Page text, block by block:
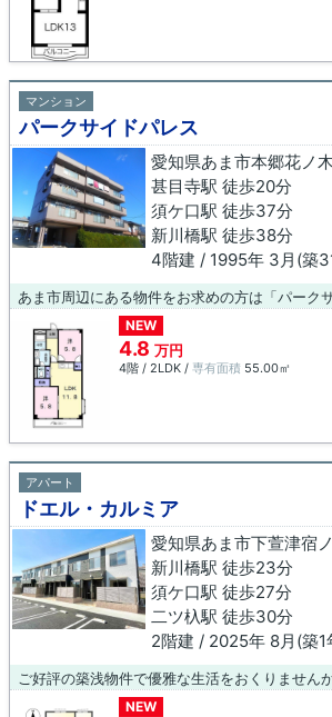
マンション
パークサイドパレス
愛知県あま市本郷花ノ木
甚目寺駅 徒歩20分
須ケ口駅 徒歩37分
新川橋駅 徒歩38分
4階建 / 1995年 3月(築
NEW
4.8 万円
4階 / 2LDK / 専有面積 55.00㎡
アパート
ドエル・カルミア
愛知県あま市下萱津宿
新川橋駅 徒歩23分
須ケ口駅 徒歩27分
二ツ杁駅 徒歩30分
2階建 / 2025年 8月(築1
NEW